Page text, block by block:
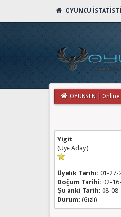
OYUNCU
OYUNSEN |
Yigit
(Üye Adayı)
Üyelik Tarihi: 01-27-
Doğum Tarihi: 02-
Şu anki Tarih: 08-
Durum: (Gizli)